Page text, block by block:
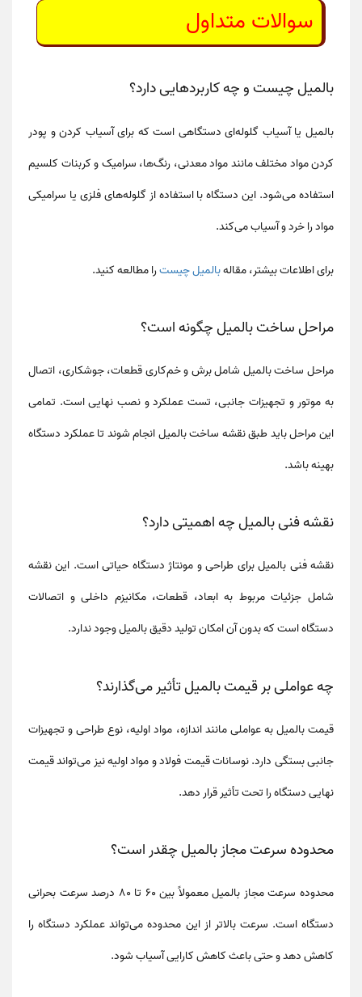
سوالات متداول
بالمیل چیست و چه کاربردهایی دارد؟
بالمیلیاآسیاب گلوله‌ایدستگاهی است که برایآسیاب کردن و پودر
کردن مواد مختلفمانند مواد معدنی، رنگ‌ها، سرامیک و کربنات کلسیم
استفاده می‌شود. این دستگاه با استفاده از گلوله‌های فلزی یا سرامیکی
مواد را خرد و آسیاب می‌کند.
برای اطلاعات بیشتر، مقالهبالمیل چیسترا مطالعه کنید.
مراحل ساخت بالمیل چگونه است؟
مراحل ساخت بالمیل شاملبرش و خم‌کاری قطعات، جوشکاری، اتصال
به موتور و تجهیزات جانبی، تست عملکرد و نصب نهاییاست. تمامی
این مراحل باید طبقنقشه ساخت بالمیلانجام شوند تا عملکرد دستگاه
بهینه باشد.
نقشه فنی بالمیل چه اهمیتی دارد؟
نقشه فنی بالمیلبرای طراحی و مونتاژ دستگاه حیاتی است. این نقشه
شامل جزئیات مربوط بهابعاد، قطعات، مکانیزم داخلیو اتصالات
دستگاهاست که بدون آن امکان تولید دقیق بالمیل وجود ندارد.
چه عواملی بر قیمت بالمیل تأثیر می‌گذارند؟
قیمت بالمیل به عواملی ماننداندازه، مواد اولیه، نوع طراحی و تجهیزات
جانبیبستگی دارد. نوسانات قیمت فولاد و مواد اولیه نیز می‌تواند قیمت
نهایی دستگاه را تحت تأثیر قرار دهد.
محدوده سرعت مجاز بالمیل چقدر است؟
محدوده سرعت مجاز بالمیلمعمولاً بین60 تا 80 درصد سرعت بحرانی
دستگاه است. سرعت بالاتر از این محدوده می‌تواند عملکرد دستگاه را
کاهش دهد و حتی باعث کاهش کارایی آسیاب شود.